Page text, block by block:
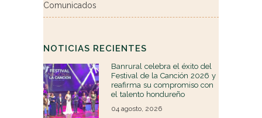
Comunicados
NOTICIAS RECIENTES
Banrural celebra el éxito del
Festival de la Canción 2026 y
reafirma su compromiso con
el talento hondureño
04 agosto, 2026